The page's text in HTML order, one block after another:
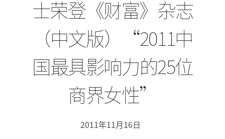
士荣登《财富》杂志
（中文版）“2011中
国最具影响力的25位
商界女性”
2011年11月16日